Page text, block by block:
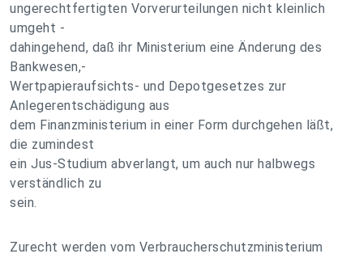
ungerechtfertigten Vorverurteilungen nicht kleinlich
umgeht -
dahingehend, daß ihr Ministerium eine Änderung des
Bankwesen,-
Wertpapieraufsichts- und Depotgesetzes zur
Anlegerentschädigung aus
dem Finanzministerium in einer Form durchgehen läßt,
die zumindest
ein Jus-Studium abverlangt, um auch nur halbwegs
verständlich zu
sein.
Zurecht werden vom Verbraucherschutzministerium